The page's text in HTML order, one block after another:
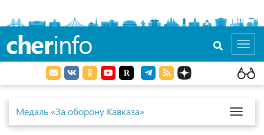
cherinfo
Медаль «За оборону Кавказа»